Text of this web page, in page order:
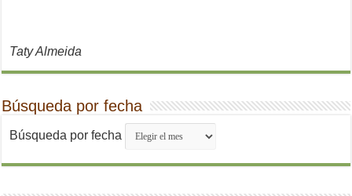
Taty Almeida
Búsqueda por fecha
Búsqueda por fecha